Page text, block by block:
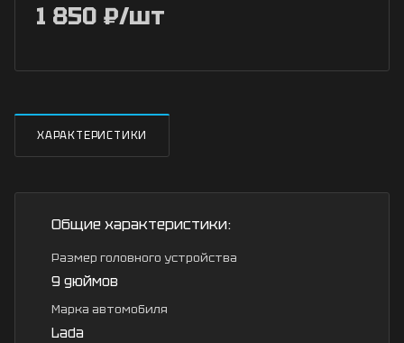
1 850 ₽/шт
ХАРАКТЕРИСТИКИ
Общие характеристики:
Размер головного устройства
9 дюймов
Марка автомобиля
Lada